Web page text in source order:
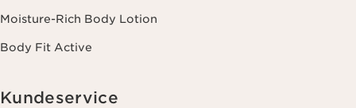
Moisture-Rich Body Lotion
Body Fit Active
Kundeservice